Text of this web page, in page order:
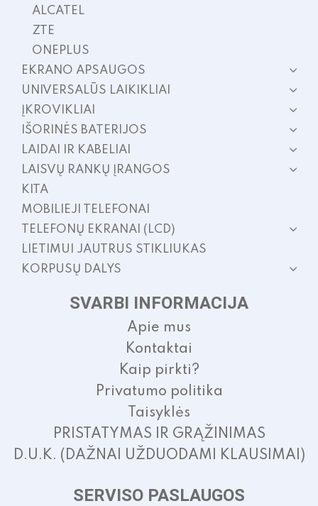
ALCATEL
ZTE
ONEPLUS
EKRANO APSAUGOS
UNIVERSALŪS LAIKIKLIAI
ĮKROVIKLIAI
IŠORINĖS BATERIJOS
LAIDAI IR KABELIAI
LAISVŲ RANKŲ ĮRANGOS
KITA
MOBILIEJI TELEFONAI
TELEFONŲ EKRANAI (LCD)
LIETIMUI JAUTRUS STIKLIUKAS
KORPUSŲ DALYS
SVARBI INFORMACIJA
Apie mus
Kontaktai
Kaip pirkti?
Privatumo politika
Taisyklės
PRISTATYMAS IR GRĄŽINIMAS
D.U.K. (DAŽNAI UŽDUODAMI KLAUSIMAI)
SERVISO PASLAUGOS